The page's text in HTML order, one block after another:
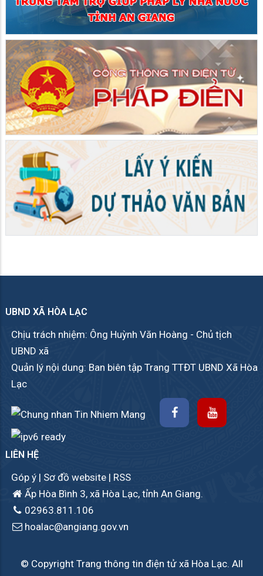
UBND XÃ HÒA LẠC
Chịu trách nhiệm: Ông Huỳnh Văn Hoàng - Chủ tịch
UBND xã
Quản lý nội dung: Ban biên tập Trang TTĐT UBND Xã Hòa
Lạc
LIÊN HỆ
Góp ý | Sơ đồ website | RSS
Ấp Hòa Bình 3, xã Hòa Lạc, tỉnh An Giang.
02963.811.106
hoalac@angiang.gov.vn
© Copyright Trang thông tin điện tử xã Hòa Lạc. All